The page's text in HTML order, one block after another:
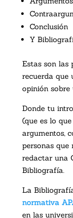
Conclusión
Y
Estas son las
recuerda que
opinión sobre
Donde tu
(que es lo
argumentos,
personas que
redactar una
Bibliografía.
La
normativa
en las